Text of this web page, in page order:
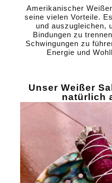
Amerikanischer
seine vielen Vorteile.
und auszugleichen,
Bindungen zu
Schwingungen zu
Energie und
Unser Weißer
natürlich